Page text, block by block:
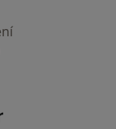
stránka